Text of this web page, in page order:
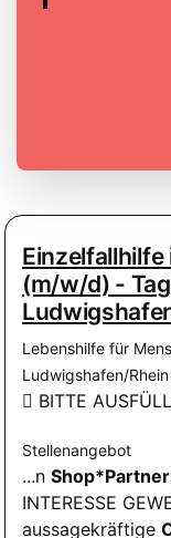
(m/w/d) -
Lebenshilfe für
Ludwigshafen/Rhein
BITTE
Stellenangebot
...n
INTERESSE
aussagekräftige